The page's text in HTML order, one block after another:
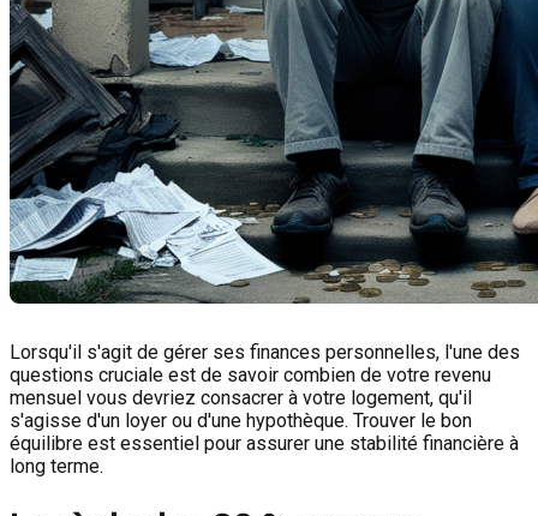
Lorsqu'il s'agit de gérer ses finances personnelles, l'une des
questions cruciale est de savoir combien de votre revenu
mensuel vous devriez consacrer à votre logement, qu'il
s'agisse d'un loyer ou d'une hypothèque. Trouver le bon
équilibre est essentiel pour assurer une stabilité financière à
long terme.